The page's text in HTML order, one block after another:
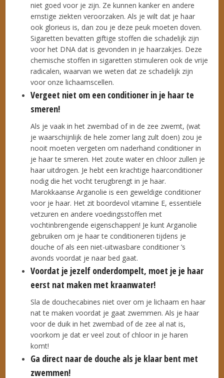
niet goed voor je zijn. Ze kunnen kanker en andere
ernstige ziekten veroorzaken. Als je wilt dat je haar
ook glorieus is, dan zou je deze peuk moeten doven.
Sigaretten bevatten giftige stoffen die schadelijk zijn
voor het DNA dat is gevonden in je haarzakjes. Deze
chemische stoffen in sigaretten stimuleren ook de vrije
radicalen, waarvan we weten dat ze schadelijk zijn
voor onze lichaamscellen.
Vergeet niet om een conditioner in je haar te
smeren!
Als je vaak in het zwembad of in de zee zwemt, (wat
je waarschijnlijk de hele zomer lang zult doen) zou je
nooit moeten vergeten om naderhand conditioner in
je haar te smeren. Het zoute water en chloor zullen je
haar uitdrogen. Je hebt een krachtige haarconditioner
nodig die het vocht terugbrengt in je haar.
Marokkaanse Arganolie is een geweldige conditioner
voor je haar. Het zit boordevol vitamine E, essentiële
vetzuren en andere voedingsstoffen met
vochtinbrengende eigenschappen! Je kunt Arganolie
gebruiken om je haar te conditioneren tijdens je
douche of als een niet-uitwasbare conditioner ’s
avonds voordat je naar bed gaat.
Voordat je jezelf onderdompelt, moet je je haar
eerst nat maken met kraanwater!
Sla de douchecabines niet over om je lichaam en haar
nat te maken voordat je gaat zwemmen. Als je haar
voor de duik in het zwembad of de zee al nat is,
voorkom je dat er veel zout of chloor in je haren
komt!
Ga direct naar de douche als je klaar bent met
zwemmen!